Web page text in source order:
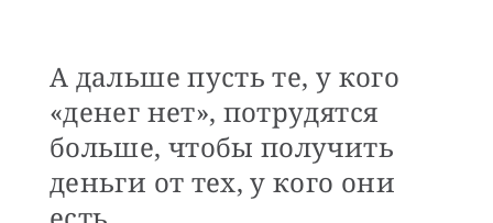
А дальше пусть те, у кого
«денег нет», потрудятся
больше, чтобы получить
деньги от тех, у кого они